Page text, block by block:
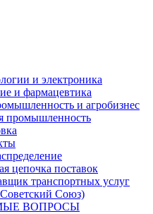
и электроника
и фармацевтика
и агробизнес
промышленность
цепочка поставок
транспортных услуг
Союз)
ВОПРОСЫ